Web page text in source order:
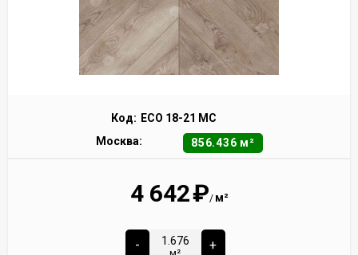
Код: ECO 18-21 MC
Москва:
856.436 м²
4 642₽/ м²
- +